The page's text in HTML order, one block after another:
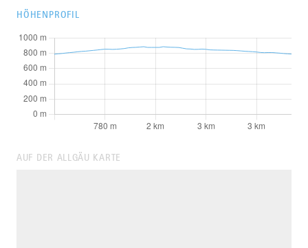
HÖHENPROFIL
AUF DER ALLGÄU KARTE